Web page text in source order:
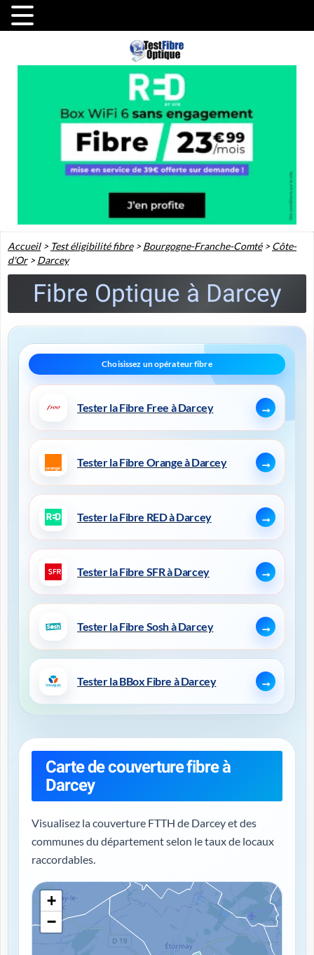
Accueil> Test éligibilité fibre>Bourgogne-Franche-Comté>Côte-
d'Or>Darcey
Fibre Optique à Darcey
Tester la Fibre Free à Darcey
Tester la Fibre Orange à Darcey
Tester la Fibre RED à Darcey
Tester la Fibre SFR à Darcey
Tester la Fibre Sosh à Darcey
Tester la BBox Fibre à Darcey
Carte de couverture fibre à
Darcey
Visualisez la couverture FTTH de Darcey et des
communes du département selon le taux de locaux
raccordables.
+
−